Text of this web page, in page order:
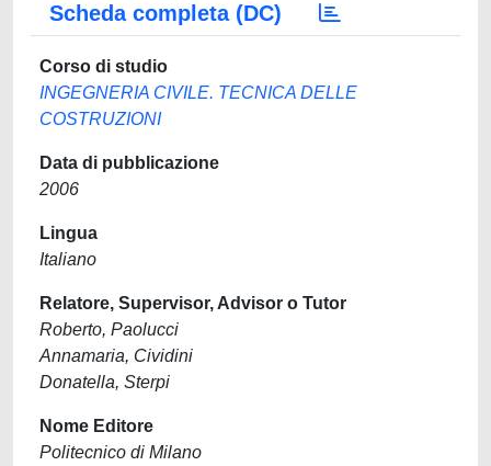
Scheda completa (DC)
Corso di studio
INGEGNERIA CIVILE. TECNICA DELLE
COSTRUZIONI
Data di pubblicazione
2006
Lingua
Italiano
Relatore, Supervisor, Advisor o Tutor
Roberto, Paolucci
Annamaria, Cividini
Donatella, Sterpi
Nome Editore
Politecnico di Milano